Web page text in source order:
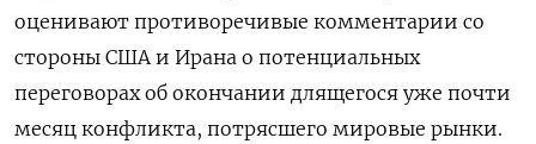
оценивают противоречивые комментарии со
стороны США и Ирана о потенциальных
‌переговорах об окончании длящегося уже почти
месяц конфликта, потрясшего мировые рынки.